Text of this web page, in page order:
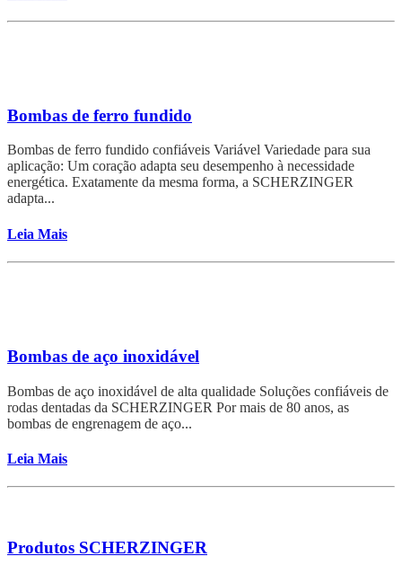
Bombas de ferro fundido
Bombas de ferro fundido confiáveis Variável Variedade para sua
aplicação: Um coração adapta seu desempenho à necessidade
energética. Exatamente da mesma forma, a SCHERZINGER
adapta...
Leia Mais
Bombas de aço inoxidável
Bombas de aço inoxidável de alta qualidade Soluções confiáveis ​​de
rodas dentadas da SCHERZINGER Por mais de 80 anos, as
bombas de engrenagem de aço...
Leia Mais
Produtos SCHERZINGER